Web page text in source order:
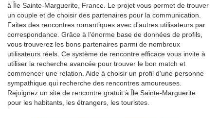
à Île Sainte-Marguerite, France. Le projet vous permet de trouver
un couple et de choisir des partenaires pour la communication.
Faites des rencontres romantiques avec d'autres utilisateurs par
correspondance. Grâce à l'énorme base de données de profils,
vous trouverez les bons partenaires parmi de nombreux
utilisateurs réels. Ce système de rencontre efficace vous invite à
utiliser la recherche avancée pour trouver le bon match et
commencer une relation. Aide à choisir un profil d'une personne
sympathique qui recherche des rencontres amoureuses.
Rejoignez un site de rencontre gratuit à Île Sainte-Marguerite
pour les habitants, les étrangers, les touristes.